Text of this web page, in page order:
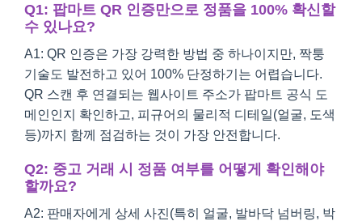
Q1: 팝마트 QR 인증만으로 정품을 100% 확신할
수 있나요?
A1: QR 인증은 가장 강력한 방법 중 하나이지만, 짝퉁
기술도 발전하고 있어 100% 단정하기는 어렵습니다.
QR 스캔 후 연결되는 웹사이트 주소가 팝마트 공식 도
메인인지 확인하고, 피규어의 물리적 디테일(얼굴, 도색
등)까지 함께 점검하는 것이 가장 안전합니다.
Q2: 중고 거래 시 정품 여부를 어떻게 확인해야
할까요?
A2: 판매자에게 상세 사진(특히 얼굴, 발바닥 넘버링, 박